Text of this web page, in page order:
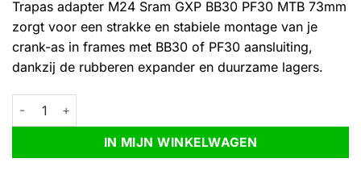
Trapas adapter M24 Sram GXP BB30 PF30 MTB 73mm
zorgt voor een strakke en stabiele montage van je
crank-as in frames met BB30 of PF30 aansluiting,
dankzij de rubberen expander en duurzame lagers.
Praxis trapas adapter M24 Sram GXP BB30 PF30 MTB 73mm
IN MIJN WINKELWAGEN
Alternative: